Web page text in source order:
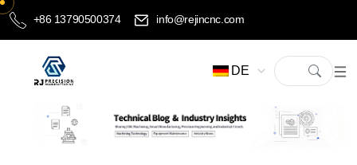
+86 13790500374 info@rejincnc.com
DE